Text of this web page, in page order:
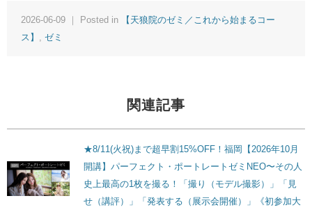
2026-06-09 ｜ Posted in
【天狼院のゼミ／これから始まるコー
ス】
ゼミ
関連記事
★8/11(火祝)まで超早割15%OFF！福岡【2026年10月
開講】パーフェクト・ポートレートゼミNEO〜その人
史上最高の1枚を撮る！「撮り（モデル撮影）」「見
せ（講評）」「発表する（展示会開催）」《初参加大